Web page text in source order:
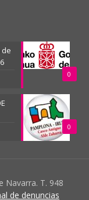
0
0
Navarra. T. 948
de denuncias